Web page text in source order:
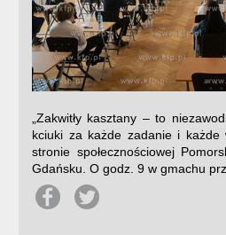
„Zakwitły kasztany – to
kciuki za każde zadanie i każde
stronie społecznościowej
Gdańsku. O godz. 9 w gmachu